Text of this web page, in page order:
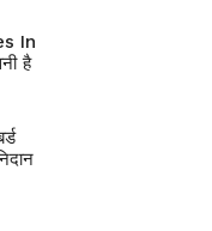
In
है